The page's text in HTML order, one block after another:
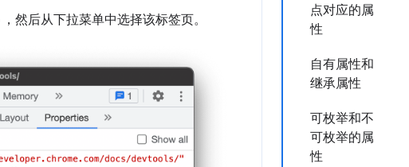
点对应的属
性
自有属性和
继承属性
可枚举和不
可枚举的属
性
，然后从下拉菜单中选择该标签页。